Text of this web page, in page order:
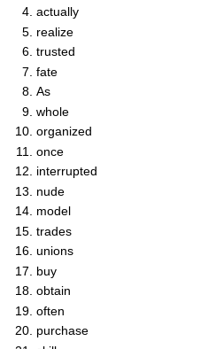
actually
realize
trusted
fate
As
whole
organized
once
interrupted
nude
model
trades
unions
buy
obtain
often
purchase